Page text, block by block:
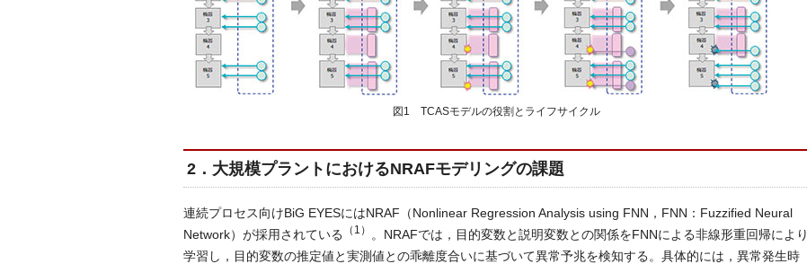
図1 TCASモデルの役割とライフサイクル
2．大規模プラントにおけるNRAFモデリングの課題
連続プロセス向けBiG EYESにはNRAF（Nonlinear Regression Analysis using FNN，FNN：Fuzzified Neural
Network）が採用されている
（1）
。NRAFでは，目的変数と説明変数との関係をFNNによる非線形重回帰により
学習し，目的変数の推定値と実測値との乖離度合いに基づいて異常予兆を検知する。具体的には，異常発生時